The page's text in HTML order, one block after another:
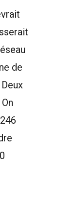
de